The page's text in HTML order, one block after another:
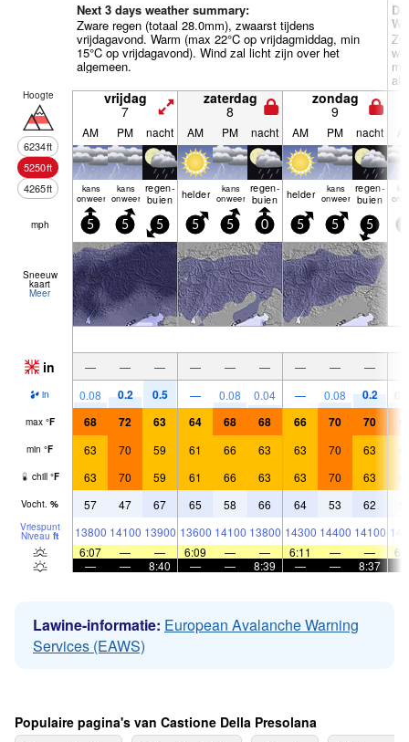
Next 3 days weather summary:
Zware regen (totaal 28.0mm), zwaarst tijdens
vrijdagavond. Warm (max 22°C op vrijdagmiddag, min
15°C op vrijdagavond). Wind zal licht zijn over het
algemeen.
Hoogte
6234ft
5250ft
4265ft
vrijdag
7
zaterdag
8
zondag
9
AM PM nacht AM PM nacht AM PM nacht
kans
onweer
kans
onweer
regen­
buien helder kans
onweer
regen­
buien helder kans
onweer
regen­
buien
mph 5 5 5 5 5 0 5 5 5
Sneeuw
kaart
Meer
in — — — — — — — — —
in 0.08 0.2 0.5 — 0.08 0.04 — 0.08 0.2
max °F 68 72 63 64 68 68 66 70 70
min °F 63 70 59 61 66 63 63 70 63
chill °F 63 70 59 61 66 63 63 70 63
Vocht. % 57 47 67 65 58 66 64 53 62
Vriespunt
Niveau ft 13800 14100 13900 13600 14100 13800 14300 14400 14100
6:07
— — 6:09 — — 6:11 — —
—
— 8:40 — — 8:39 — — 8:37
Lawine-informatie: European Avalanche Warning
Services (EAWS)
Populaire pagina's van Castione Della Presolana